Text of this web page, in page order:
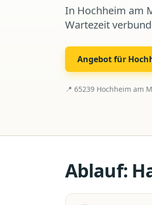
In Hochheim am
Wartezeit
Angebot für
📍 65239 Hochheim am
Ablauf: